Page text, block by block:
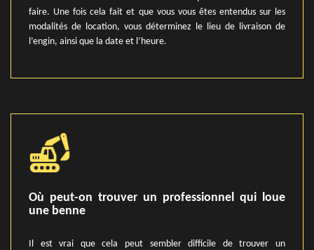
faire. Une fois cela fait et que vous vous êtes entendus sur les
modalités de location, vous déterminez le lieu de livraison de
l’engin, ainsi que la date et l’heure.
Où peut-on trouver un professionnel qui loue
une benne
Il est vrai que cela peut sembler difficile de trouver un